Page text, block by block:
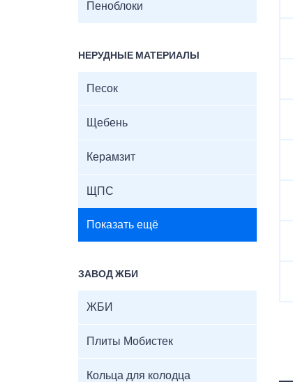
Пеноблоки
НЕРУДНЫЕ МАТЕРИАЛЫ
Песок
Щебень
Керамзит
ЩПС
Показать ещё
ЗАВОД ЖБИ
ЖБИ
Плиты Мобистек
Кольца для колодца